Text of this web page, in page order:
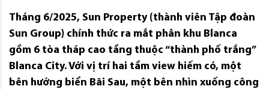
Tháng 6/2025, Sun Property (thành viên Tập đoàn
Sun Group) chính thức ra mắt phân khu Blanca
gồm 6 tòa tháp cao tầng thuộc “thành phố trắng”
Blanca City. Với vị trí hai tầm view hiếm có, một
bên hướng biển Bãi Sau, một bên nhìn xuống công